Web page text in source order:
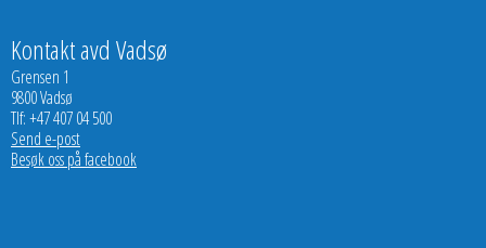
Kontakt avd Vadsø
Grensen 1
9800 Vadsø
Tlf: +47 407 04 500
Send e-post
Besøk oss på facebook